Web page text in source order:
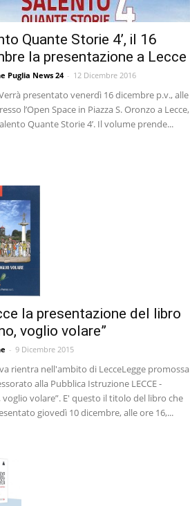
Quante Storie 4’, il 16
la presentazione a Lecce
Puglia News 24 - 12 Dicembre 2016
Verrà presentato venerdì 16 dicembre p.v., alle
l’Open Space in Piazza S. Oronzo a Lecce,
Quante Storie 4’. Il volume prende...
la presentazione del libro
voglio volare”
- 9 Dicembre 2015
rientra nell'ambito di LecceLegge promossa
alla Pubblica Istruzione LECCE -
voglio volare”. E' questo il titolo del libro che
giovedì 10 dicembre, alle ore 16,...